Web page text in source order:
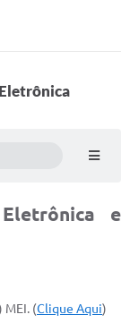
e
MEI. (Clique Aqui)